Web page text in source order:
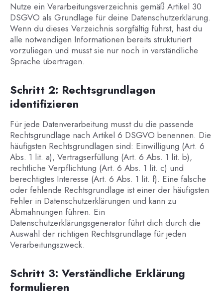
Nutze ein Verarbeitungsverzeichnis gemäß Artikel 30
DSGVO als Grundlage für deine Datenschutzerklärung.
Wenn du dieses Verzeichnis sorgfältig führst, hast du
alle notwendigen Informationen bereits strukturiert
vorzuliegen und musst sie nur noch in verständliche
Sprache übertragen.
Schritt 2: Rechtsgrundlagen
identifizieren
Für jede Datenverarbeitung musst du die passende
Rechtsgrundlage nach Artikel 6 DSGVO benennen. Die
häufigsten Rechtsgrundlagen sind: Einwilligung (Art. 6
Abs. 1 lit. a), Vertragserfüllung (Art. 6 Abs. 1 lit. b),
rechtliche Verpflichtung (Art. 6 Abs. 1 lit. c) und
berechtigtes Interesse (Art. 6 Abs. 1 lit. f). Eine falsche
oder fehlende Rechtsgrundlage ist einer der häufigsten
Fehler in Datenschutzerklärungen und kann zu
Abmahnungen führen. Ein
Datenschutzerklärungsgenerator führt dich durch die
Auswahl der richtigen Rechtsgrundlage für jeden
Verarbeitungszweck.
Schritt 3: Verständliche Erklärung
formulieren